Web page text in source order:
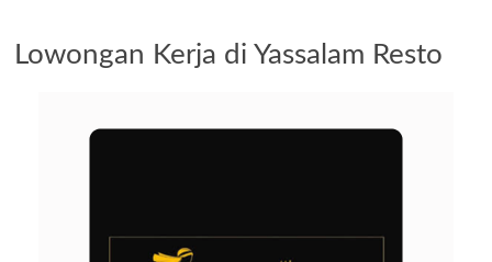
Lowongan Kerja di Yassalam Resto